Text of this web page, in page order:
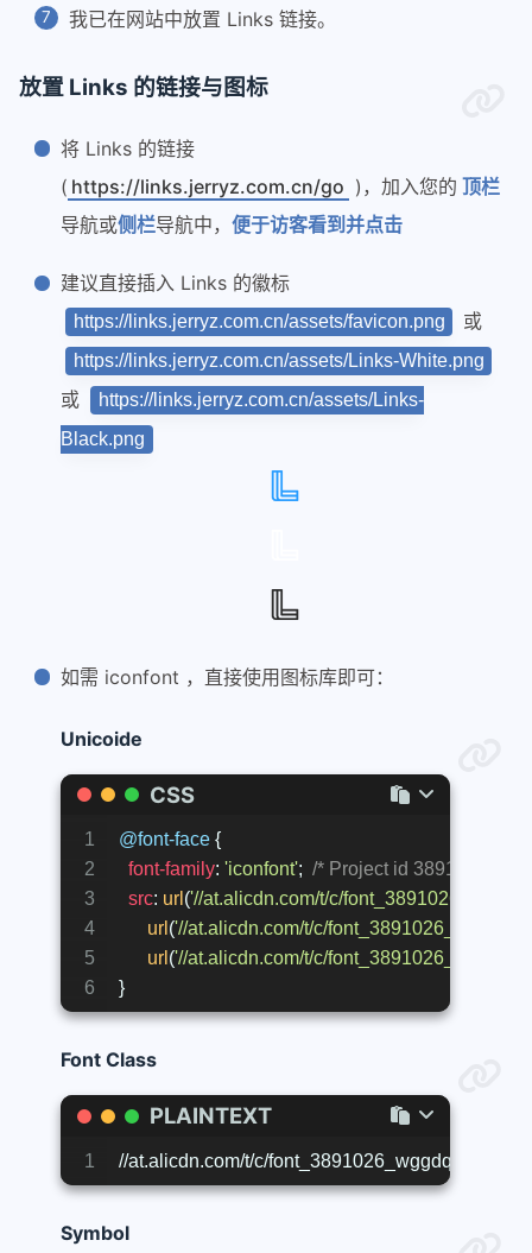
我已在网站中放置 Links 链接。
放置 Links 的链接与图标
将 Links 的链接
( https://links.jerryz.com.cn/go )，加入您的 顶栏
导航或侧栏导航中，便于访客看到并点击
建议直接插入 Links 的徽标
https://links.jerryz.com.cn/assets/favicon.png 或
https://links.jerryz.com.cn/assets/Links-White.png
或
https://links.jerryz.com.cn/assets/Links-
Black.png
如需 iconfont ，直接使用图标库即可：
Unicoide
CSS
1
2
3
4
5
6
@font-face {
font-family: 'iconfont'; /* Project id 3891026 */
src: url ('//at.alicdn.com/t/c/
url ('//at.alicdn.com/t/c/
url ('//at.alicdn.com/t/c/
}
Font Class
PLAINTEXT
1 //at.alicdn.com/t/c/
Symbol